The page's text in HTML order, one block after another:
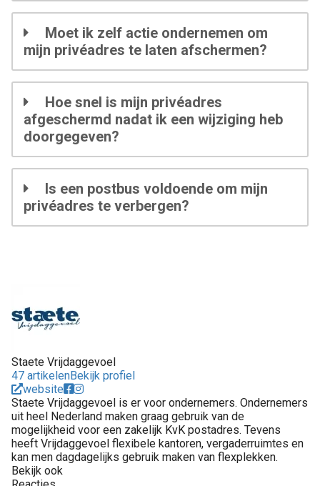
Moet ik zelf actie ondernemen om
mijn privéadres te laten afschermen?
Hoe snel is mijn privéadres
afgeschermd nadat ik een wijziging heb
doorgegeven?
Is een postbus voldoende om mijn
privéadres te verbergen?
Staete Vrijdaggevoel
47 artikelenBekijk profiel
website
Staete Vrijdaggevoel is er voor ondernemers. Ondernemers
uit heel Nederland maken graag gebruik van de
mogelijkheid voor een zakelijk KvK postadres. Tevens
heeft Vrijdaggevoel flexibele kantoren, vergaderruimtes en
kan men dagdagelijks gebruik maken van flexplekken.
Bekijk ook